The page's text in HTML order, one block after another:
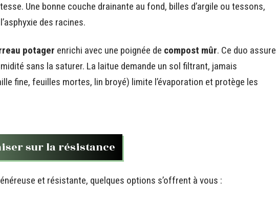
Une bonne couche drainante au fond, billes d’argile ou tessons,
des racines.
potager enrichi avec une poignée de compost mûr. Ce duo assure
sans la saturer. La laitue demande un sol filtrant, jamais
fine, feuilles mortes, lin broyé) limite l’évaporation et protège les
sur la résistance
et résistante, quelques options s’offrent à vous :